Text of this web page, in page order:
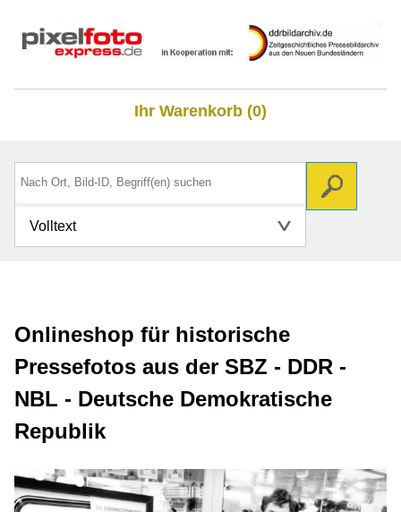
Ihr Warenkorb (0)
Volltext
Onlineshop für historische
Pressefotos aus der SBZ - DDR -
NBL - Deutsche Demokratische
Republik